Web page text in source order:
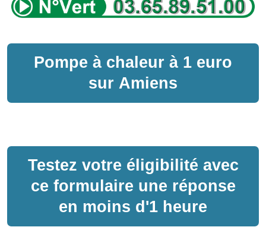
Pompe à chaleur à 1 euro
sur Amiens
Testez votre éligibilité avec
ce formulaire une réponse
en moins d'1 heure